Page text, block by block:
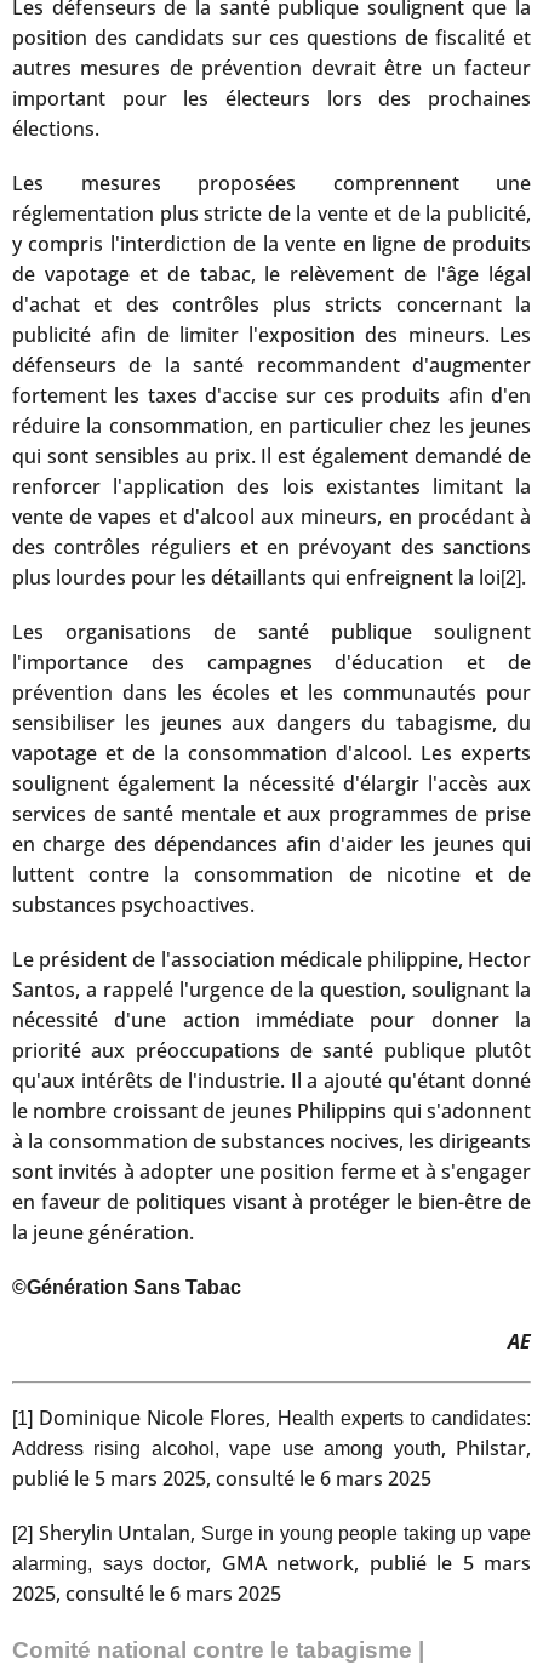
Les défenseurs de la santé publique soulignent que la
position des candidats sur ces questions de fiscalité et
autres mesures de prévention devrait être un facteur
important pour les électeurs lors des prochaines
élections.
Les mesures proposées comprennent une
réglementation plus stricte de la vente et de la publicité,
y compris l'interdiction de la vente en ligne de produits
de vapotage et de tabac, le relèvement de l'âge légal
d'achat et des contrôles plus stricts concernant la
publicité afin de limiter l'exposition des mineurs. Les
défenseurs de la santé recommandent d'augmenter
fortement les taxes d'accise sur ces produits afin d'en
réduire la consommation, en particulier chez les jeunes
qui sont sensibles au prix. Il est également demandé de
renforcer l'application des lois existantes limitant la
vente de vapes et d'alcool aux mineurs, en procédant à
des contrôles réguliers et en prévoyant des sanctions
plus lourdes pour les détaillants qui enfreignent la loi[2].
Les organisations de santé publique soulignent
l'importance des campagnes d'éducation et de
prévention dans les écoles et les communautés pour
sensibiliser les jeunes aux dangers du tabagisme, du
vapotage et de la consommation d'alcool. Les experts
soulignent également la nécessité d'élargir l'accès aux
services de santé mentale et aux programmes de prise
en charge des dépendances afin d'aider les jeunes qui
luttent contre la consommation de nicotine et de
substances psychoactives.
Le président de l'association médicale philippine, Hector
Santos, a rappelé l'urgence de la question, soulignant la
nécessité d'une action immédiate pour donner la
priorité aux préoccupations de santé publique plutôt
qu'aux intérêts de l'industrie. Il a ajouté qu'étant donné
le nombre croissant de jeunes Philippins qui s'adonnent
à la consommation de substances nocives, les dirigeants
sont invités à adopter une position ferme et à s'engager
en faveur de politiques visant à protéger le bien-être de
la jeune génération.
©Génération Sans Tabac
AE
[1] Dominique Nicole Flores, Health experts to candidates:
Address rising alcohol, vape use among youth, Philstar,
publié le 5 mars 2025, consulté le 6 mars 2025
[2] Sherylin Untalan, Surge in young people taking up vape
alarming, says doctor, GMA network, publié le 5 mars
2025, consulté le 6 mars 2025
Comité national contre le tabagisme |